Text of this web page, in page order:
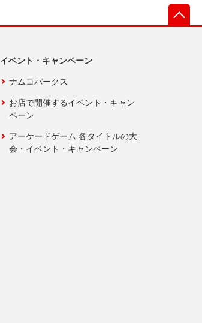
イベント・キャンペーン
ナムコパークス
お店で開催するイベント・キャン
ペーン
アーケードゲーム 各タイトルの大
会・イベント・キャンペーン